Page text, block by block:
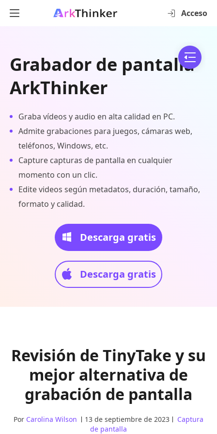
Acceso
Grabador de pantalla
ArkThinker
Graba vídeos y audio en alta calidad en PC.
Admite grabaciones para juegos, cámaras web,
teléfonos, Windows, etc.
Capture capturas de pantalla en cualquier
momento con un clic.
Edite videos según metadatos, duración, tamaño,
formato y calidad.
Descarga gratis
Descarga gratis
Revisión de TinyTake y su
mejor alternativa de
grabación de pantalla
Por Carolina Wilson 13 de septiembre de 2023
Captura
de pantalla